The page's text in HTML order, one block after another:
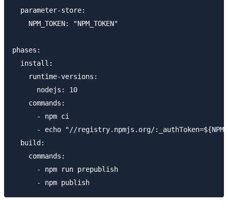
  parameter-store:
    NPM_TOKEN: "NPM_TOKEN"
phases:
  install:
    runtime-versions:
      nodejs: 10
    commands:
      - npm ci
- echo "//registry.npmjs.org/
  build:
    commands:
      - npm run prepublish